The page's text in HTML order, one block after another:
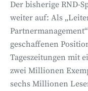
Der bisherige RND-
weiter auf: Als
geschaffenen
Tageszeitungen mit
zwei Millionen
sechs Millionen